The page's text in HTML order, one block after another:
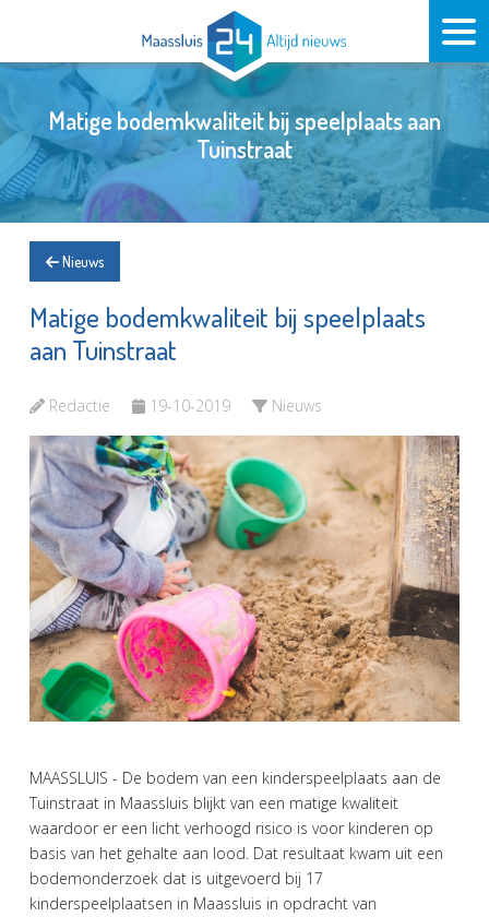
Matige bodemkwaliteit bij speelplaats aan
Tuinstraat
Nieuws
Matige bodemkwaliteit bij speelplaats
aan Tuinstraat
Redactie 19-10-2019 Nieuws
MAASSLUIS - De bodem van een kinderspeelplaats aan de
Tuinstraat in Maassluis blijkt van een matige kwaliteit
waardoor er een licht verhoogd risico is voor kinderen op
basis van het gehalte aan lood. Dat resultaat kwam uit een
bodemonderzoek dat is uitgevoerd bij 17
kinderspeelplaatsen in Maassluis in opdracht van